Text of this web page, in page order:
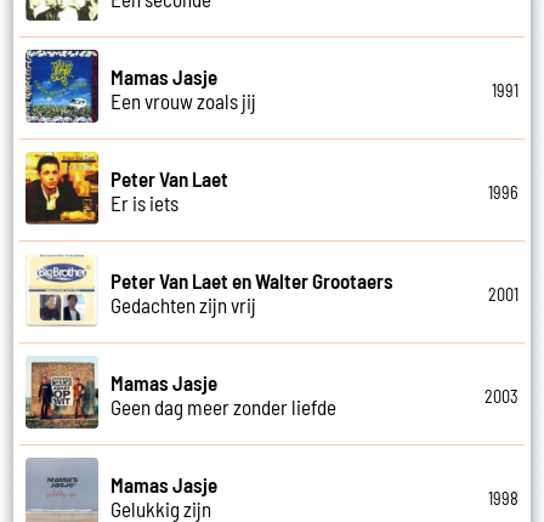
Mamas Jasje
Een vrouw zoals jij
1991
Peter Van Laet
Er is iets
1996
Peter Van Laet en Walter Grootaers
Gedachten zijn vrij
2001
Mamas Jasje
Geen dag meer zonder liefde
2003
Mamas Jasje
Gelukkig zijn
1998